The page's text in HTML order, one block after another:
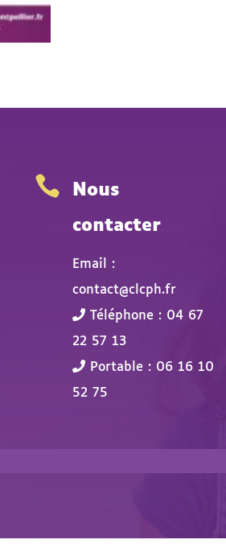

Nous
contacter
Email :
contact@clcph.fr
Téléphone : 04 67
22 57 13
Portable : 06 16 10
52 75